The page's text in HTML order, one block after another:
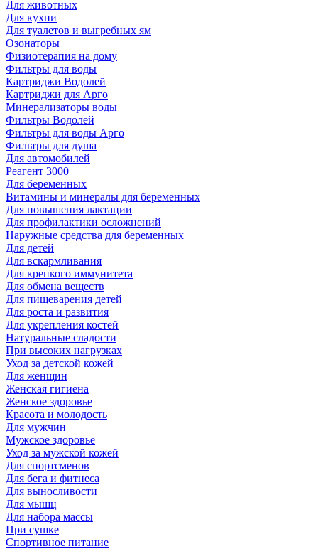
Для животных
Для кухни
Для туалетов и выгребных ям
Озонаторы
Физиотерапия на дому
Фильтры для воды
Картриджи Водолей
Картриджи для Арго
Минерализаторы воды
Фильтры Водолей
Фильтры для воды Арго
Фильтры для душа
Для автомобилей
Реагент 3000
Для беременных
Витамины и минералы для беременных
Для повышения лактации
Для профилактики осложнений
Наружные средства для беременных
Для детей
Для вскармливания
Для крепкого иммунитета
Для обмена веществ
Для пищеварения детей
Для роста и развития
Для укрепления костей
Натуральные сладости
При высоких нагрузках
Уход за детской кожей
Для женщин
Женская гигиена
Женское здоровье
Красота и молодость
Для мужчин
Мужское здоровье
Уход за мужской кожей
Для спортсменов
Для бега и фитнеса
Для выносливости
Для мышц
Для набора массы
При сушке
Спортивное питание